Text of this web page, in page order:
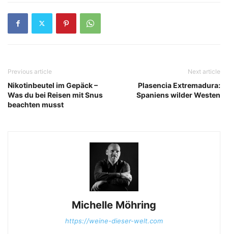
Previous article
Nikotinbeutel im Gepäck –
Was du bei Reisen mit Snus
beachten musst
Next article
Plasencia Extremadura:
Spaniens wilder Westen
Michelle Möhring
https://weine-dieser-welt.com